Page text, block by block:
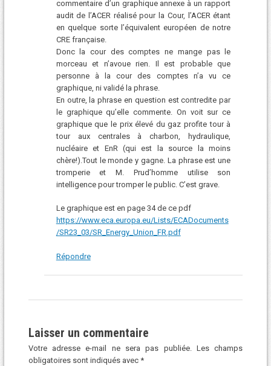
commentaire d’un graphique annexe à un rapport
audit de l’ACER réalisé pour la Cour, l’ACER étant
en quelque sorte l’équivalent européen de notre
CRE française.
Donc la cour des comptes ne mange pas le
morceau et n’avoue rien. Il est probable que
personne à la cour des comptes n’a vu ce
graphique, ni validé la phrase.
En outre, la phrase en question est contredite par
le graphique qu’elle commente. On voit sur ce
graphique que le prix élevé du gaz profite tour à
tour aux centrales à charbon, hydraulique,
nucléaire et EnR (qui est la source la moins
chère!).Tout le monde y gagne. La phrase est une
tromperie et M. Prud’homme utilise son
intelligence pour tromper le public. C’est grave.
Le graphique est en page 34 de ce pdf
https://www.eca.europa.eu/Lists/ECADocuments
/SR23_03/SR_Energy_Union_FR.pdf
Répondre
Laisser un commentaire
Votre adresse e-mail ne sera pas publiée.
Les champs
obligatoires sont indiqués avec *